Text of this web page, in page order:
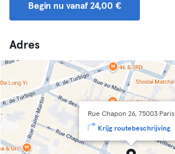
Begin nu vanaf 24,00 €
Adres
Rue Chapon 26, 75003 Paris
Krijg routebeschrijving